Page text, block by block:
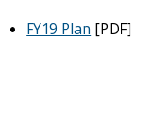
FY19 Plan [PDF]